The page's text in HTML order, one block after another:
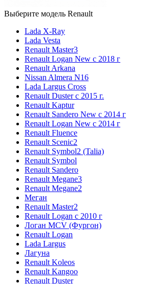
Выберите модель Renault
Lada X-Ray
Lada Vesta
Renault Master3
Renault Logan New с 2018 г
Renault Arkana
Nissan Almera N16
Lada Largus Cross
Renault Duster с 2015 г.
Renault Kaptur
Renault Sandero New с 2014 г
Renault Logan New с 2014 г
Renault Fluence
Renault Scenic2
Renault Symbol2 (Talia)
Renault Symbol
Renault Sandero
Renault Megane3
Renault Megane2
Меган
Renault Master2
Renault Logan c 2010 г
Логан МСV (Фургон)
Renault Logan
Lada Largus
Лагуна
Renault Koleos
Renault Kangoo
Renault Duster